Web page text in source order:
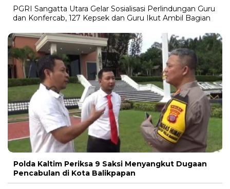
PGRI Sangatta Utara Gelar Sosialisasi Perlindungan Guru
dan Konfercab, 127 Kepsek dan Guru Ikut Ambil Bagian
Polda Kaltim Periksa 9 Saksi Menyangkut Dugaan
Pencabulan di Kota Balikpapan